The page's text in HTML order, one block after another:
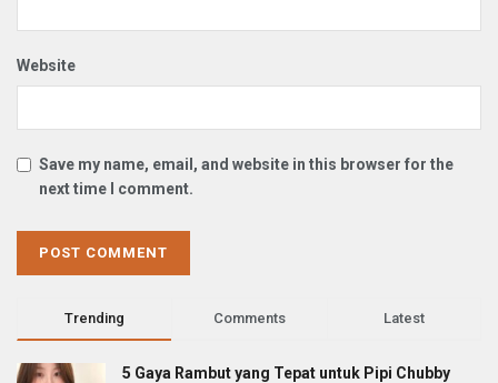
Website
Save my name, email, and website in this browser for the
next time I comment.
Trending Comments Latest
5 Gaya Rambut yang Tepat untuk Pipi Chubby